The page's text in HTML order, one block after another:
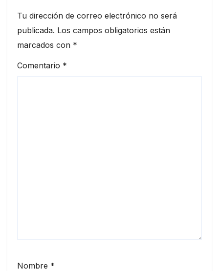
Tu dirección de correo electrónico no será
publicada. Los campos obligatorios están
marcados con *
Comentario *
Nombre *